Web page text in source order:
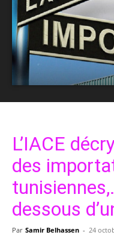
L’IACE
des
dessous
Par Samir Belhassen - 24